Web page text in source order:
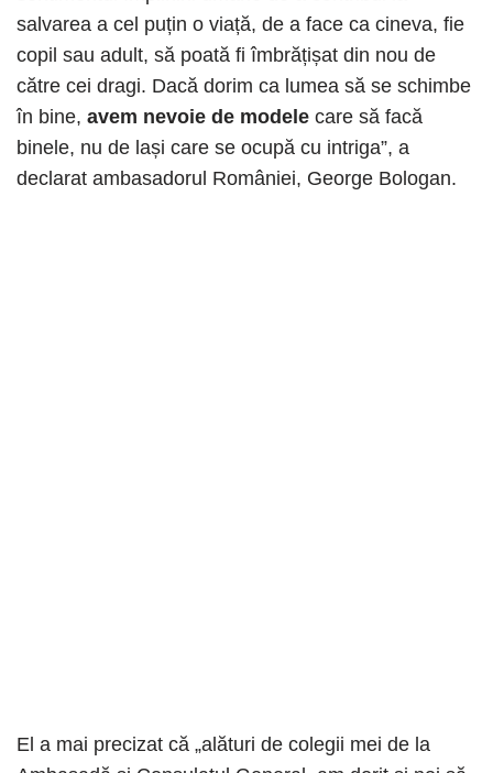
salvarea a cel puțin o viață, de a face ca cineva, fie
copil sau adult, să poată fi îmbrățișat din nou de
către cei dragi. Dacă dorim ca lumea să se schimbe
în bine, avem nevoie de modele care să facă
binele, nu de lași care se ocupă cu intriga”, a
declarat ambasadorul României, George Bologan.
El a mai precizat că „alături de colegii mei de la